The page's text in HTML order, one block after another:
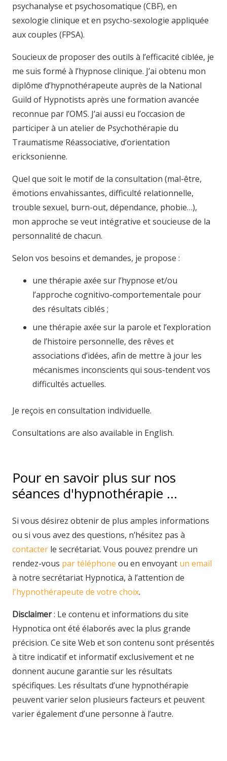
psychanalyse et psychosomatique (CBF), en
sexologie clinique et en psycho-sexologie appliquée
aux couples (FPSA).
Soucieux de proposer des outils à l’efficacité ciblée, je
me suis formé à l’hypnose clinique. J’ai obtenu mon
diplôme d’hypnothérapeute auprès de la National
Guild of Hypnotists après une formation avancée
reconnue par l’OMS. J’ai aussi eu l’occasion de
participer à un atelier de Psychothérapie du
Traumatisme Réassociative, d’orientation
ericksonienne.
Quel que soit le motif de la consultation (mal-être,
émotions envahissantes, difficulté relationnelle,
trouble sexuel, burn-out, dépendance, phobie…),
mon approche se veut intégrative et soucieuse de la
personnalité de chacun.
Selon vos besoins et demandes, je propose :
une thérapie axée sur l’hypnose et/ou
l’approche cognitivo-comportementale pour
des résultats ciblés ;
une thérapie axée sur la parole et l’exploration
de l’histoire personnelle, des rêves et
associations d’idées, afin de mettre à jour les
mécanismes inconscients qui sous-tendent vos
difficultés actuelles.
Je reçois en consultation individuelle.
Consultations are also available in English.
Pour en savoir plus sur nos
séances d'hypnothérapie …
Si vous désirez obtenir de plus amples informations
ou si vous avez des questions, n’hésitez pas à
contacter le secrétariat. Vous pouvez prendre un
rendez-vous par téléphone ou en envoyant un email
à notre secrétariat Hypnotica, à l’attention de
l'hypnothérapeute de votre choix.
Disclaimer: Le contenu et informations du site
Hypnotica ont été élaborés avec la plus grande
précision. Ce site Web et son contenu sont présentés
à titre indicatif et informatif exclusivement et ne
donnent aucune garantie sur les résultats
spécifiques. Les résultats d’une hypnothérapie
peuvent varier selon plusieurs facteurs et peuvent
varier également d’une personne à l’autre.